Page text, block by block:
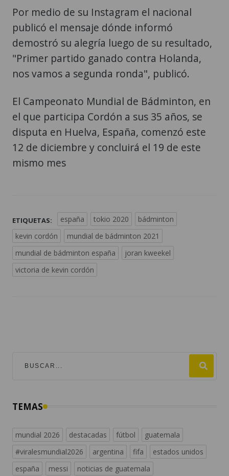
Por medio de su Instagram el nacional
publicó el mensaje dónde informó
demostró su alegría luego de su resultado,
"Primer partido ganado contra Holanda,
nos vamos a segunda ronda", publicó.
El Campeonato Mundial de Bádminton, en
el que participa Cordón a sus 35 años, se
disputa en Huelva, España, comenzó este
12 de diciembre y concluirá el 19 de este
mismo mes
ETIQUETAS: españa tokio 2020
bádminton
kevin cordón
mundial de bádminton 2021
mundial de bádminton españa
joran kweekel
victoria de kevin cordón
TEMAS
mundial 2026 destacadas fútbol
guatemala
#viralesmundial2026
argentina fifa
estados unidos
españa
messi noticias de guatemala